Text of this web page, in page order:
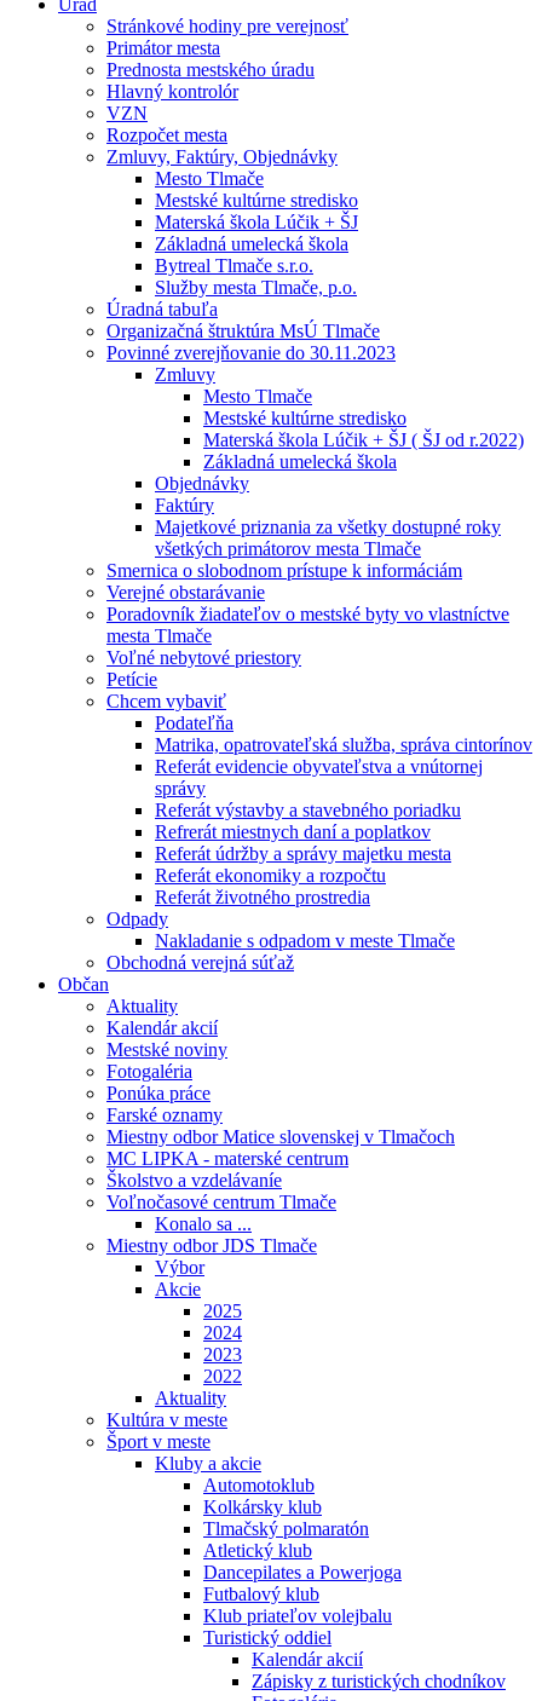
Úrad
Stránkové hodiny pre verejnosť
Primátor mesta
Prednosta mestského úradu
Hlavný kontrolór
VZN
Rozpočet mesta
Zmluvy, Faktúry, Objednávky
Mesto Tlmače
Mestské kultúrne stredisko
Materská škola Lúčik + ŠJ
Základná umelecká škola
Bytreal Tlmače s.r.o.
Služby mesta Tlmače, p.o.
Úradná tabuľa
Organizačná štruktúra MsÚ Tlmače
Povinné zverejňovanie do 30.11.2023
Zmluvy
Mesto Tlmače
Mestské kultúrne stredisko
Materská škola Lúčik + ŠJ ( ŠJ od r.2022)
Základná umelecká škola
Objednávky
Faktúry
Majetkové priznania za všetky dostupné roky
všetkých primátorov mesta Tlmače
Smernica o slobodnom prístupe k informáciám
Verejné obstarávanie
Poradovník žiadateľov o mestské byty vo vlastníctve
mesta Tlmače
Voľné nebytové priestory
Petície
Chcem vybaviť
Podateľňa
Matrika, opatrovateľská služba, správa cintorínov
Referát evidencie obyvateľstva a vnútornej
správy
Referát výstavby a stavebného poriadku
Refrerát miestnych daní a poplatkov
Referát údržby a správy majetku mesta
Referát ekonomiky a rozpočtu
Referát životného prostredia
Odpady
Nakladanie s odpadom v meste Tlmače
Obchodná verejná súťaž
Občan
Aktuality
Kalendár akcií
Mestské noviny
Fotogaléria
Ponúka práce
Farské oznamy
Miestny odbor Matice slovenskej v Tlmačoch
MC LIPKA - materské centrum
Školstvo a vzdelávaníe
Voľnočasové centrum Tlmače
Konalo sa ...
Miestny odbor JDS Tlmače
Výbor
Akcie
2025
2024
2023
2022
Aktuality
Kultúra v meste
Šport v meste
Kluby a akcie
Automotoklub
Kolkársky klub
Tlmačský polmaratón
Atletický klub
Dancepilates a Powerjoga
Futbalový klub
Klub priateľov volejbalu
Turistický oddiel
Kalendár akcií
Zápisky z turistických chodníkov